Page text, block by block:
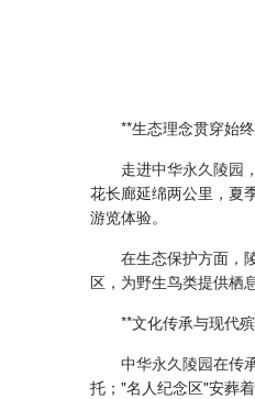
**生态理念贯穿始
走进中华永久陵园
花长廊延绵两公里，夏
游览体验。
在生态保护方面，
区，为野生鸟类提供栖
**文化传承与现代
中华永久陵园在传
托；"名人纪念区"安葬